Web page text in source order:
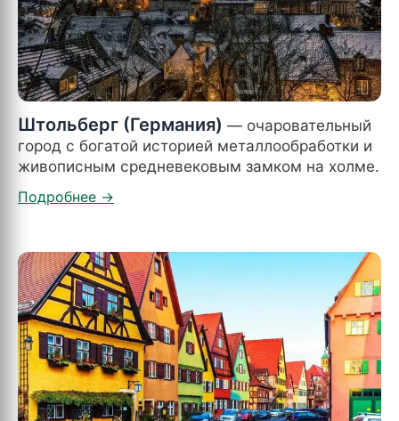
Штольберг (Германия) — очаровательный
город с богатой историей металлообработки и
живописным средневековым замком на холме.